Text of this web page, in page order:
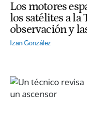
Los motores
los satélites a la
observación y
Izan González